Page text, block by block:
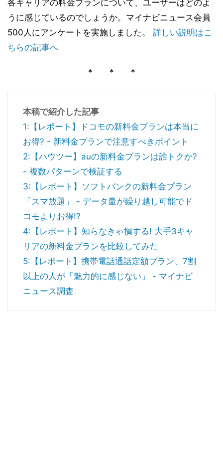
各キャリアの料金プランについて、ユーザーはどのよ
うに感じているのでしょうか。マイナビニュース会員
500人にアンケートを実施しました。 詳しい説明はこ
ちらの記事へ
* * *
本稿で紹介した記事
1:【レポート】ドコモの新料金プランは本当に
お得? - 新料金プランで注意すべきポイント
2:【ハウツー】auの新料金プランは誰トクか?
- 複数パターンで検証する
3:【レポート】ソフトバンクの新料金プラン
「スマ放題」 - データ量が繰り越し可能でド
コモよりお得!?
4:【レポート】知らなきゃ損する! 大手3キャ
リアの新料金プランを比較してみた
5:【レポート】携帯電話通話定額プラン、7割
以上の人が「魅力的に感じない」 - マイナビ
ニュース調査